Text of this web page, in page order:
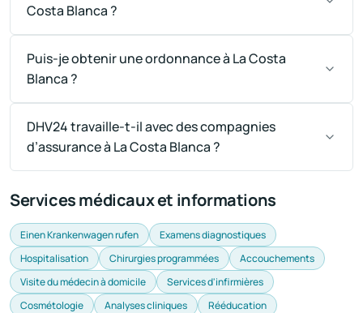
Costa Blanca ?
Puis-je obtenir une ordonnance à La Costa
Blanca ?
DHV24 travaille-t-il avec des compagnies
d’assurance à La Costa Blanca ?
Services médicaux et informations
Einen Krankenwagen rufen
Examens diagnostiques
Hospitalisation
Chirurgies programmées
Accouchements
Visite du médecin à domicile
Services d'infirmières
Cosmétologie
Analyses cliniques
Rééducation